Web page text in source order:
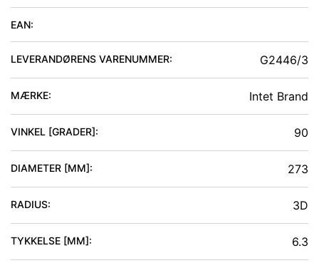
EAN:
LEVERANDØRENS VARENUMMER: G2446/3
MÆRKE: Intet Brand
VINKEL [GRADER]: 90
DIAMETER [MM]: 273
RADIUS: 3D
TYKKELSE [MM]: 6.3